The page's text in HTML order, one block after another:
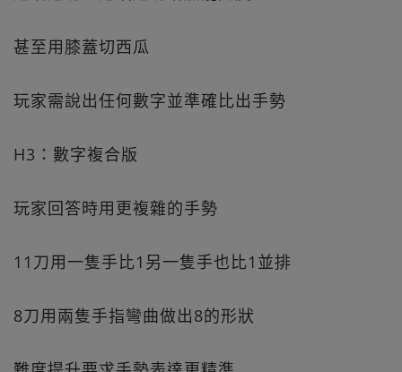
甚至用膝蓋切西瓜
玩家需說出任何數字並準確比出手勢
H3：數字複合版
玩家回答時用更複雜的手勢
11刀用一隻手比1另一隻手也比1並排
8刀用兩隻手指彎曲做出8的形狀